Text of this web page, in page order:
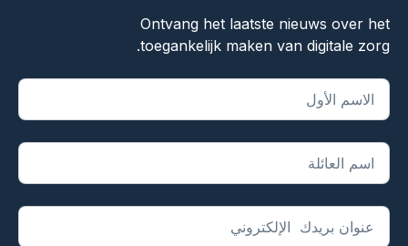
Ontvang het laatste nieuws over het
toegankelijk maken van digitale zorg.
يشير "*" إلى الحقول المطلوبة